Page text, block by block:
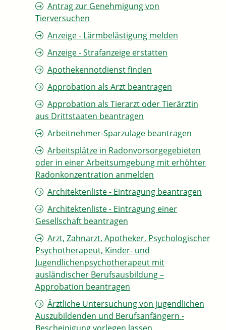
Antrag zur Genehmigung von
Tierversuchen
Anzeige - Lärmbelästigung melden
Anzeige - Strafanzeige erstatten
Apothekennotdienst finden
Approbation als Arzt beantragen
Approbation als Tierarzt oder Tierärztin
aus Drittstaaten beantragen
Arbeitnehmer-Sparzulage beantragen
Arbeitsplätze in Radonvorsorgegebieten
oder in einer Arbeitsumgebung mit erhöhter
Radonkonzentration anmelden
Architektenliste - Eintragung beantragen
Architektenliste - Eintragung einer
Gesellschaft beantragen
Arzt, Zahnarzt, Apotheker, Psychologischer
Psychotherapeut, Kinder- und
Jugendlichenpsychotherapeut mit
ausländischer Berufsausbildung –
Approbation beantragen
Ärztliche Untersuchung von jugendlichen
Auszubildenden und Berufsanfängern -